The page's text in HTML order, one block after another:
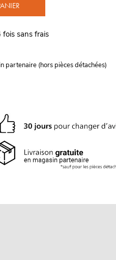
sans frais
partenaire (hors pièces détachées)